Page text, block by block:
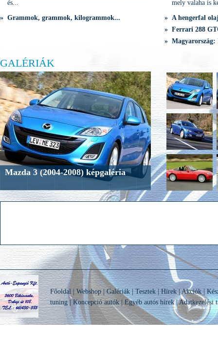
és...
» Grammok, grammok, kilogrammok...
mely valaha is
» A hengerfal
» Ferrari 288
»
GALÉRIÁK
Mazda 3 (2004-2008) képgaléria
Főoldal |Webshop|Galériák|Tesztek|Hírek|Akciók|
tuning|Koncepció autók| Egyéb autós hírek|Adatkezelési